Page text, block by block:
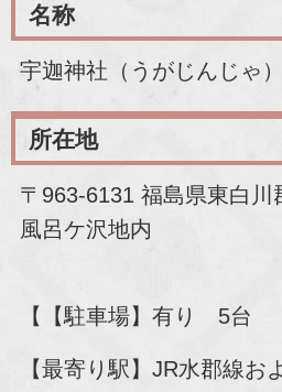
名称
宇迦神社（うがじんじゃ）
所在地
〒963-6131 福島県東白
風呂ケ沢地内
【【駐車場】有り 5台
【最寄り駅】JR水郡線